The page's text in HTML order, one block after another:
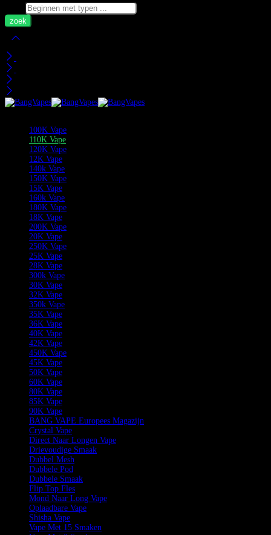
100K Vape
110K Vape
120K Vape
12K Vape
140k Vape
150K Vape
15K Vape
160k Vape
180K Vape
18K Vape
200K Vape
20K Vape
250K Vape
25K Vape
28K Vape
300k Vape
30K Vape
32K Vape
350k Vape
35K Vape
36K Vape
40K Vape
42K Vape
450K Vape
45K Vape
50K Vape
60K Vape
80K Vape
85K Vape
90K Vape
BANG VAPE Europees Magazijn
Crystal Vape
Direct Naar Longen Vape
Drievoudige Smaak
Dubbel Mesh
Dubbele Pod
Dubbele Smaak
Flip Top Fles
Mond Naar Long Vape
Oplaadbare Vape
Shisha Vape
Vape Met 15 Smaken